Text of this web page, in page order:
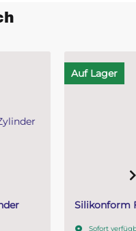
Silikonform Flügel